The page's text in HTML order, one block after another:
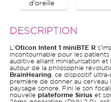
d'oreille
DESCRIPTION
L'Oticon Intent 1 miniBTE R
incontournable pour les
auditive alliant miniaturisation et
autour de la philosophie
BrainHearing , ce dispositif
première de donner au cerveau
paysage sonore. Fini le son
nouvelle plateforme Sirius et